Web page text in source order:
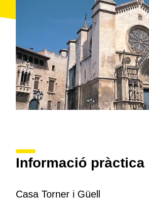
Informació pràctica
Casa Torner i Güell